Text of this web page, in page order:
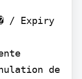
/ Expiry
de